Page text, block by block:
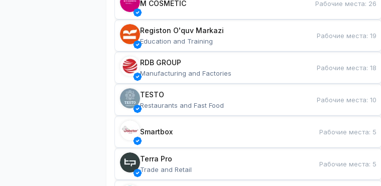
M COSMETIC Рабочие места: 26
Registon O'quv Markazi
Education and Training
Рабочие места:19
RDB GROUP
Manufacturing and Factories
Рабочие места:18
TESTO
Restaurants and Fast Food
Рабочие места:10
Smartbox Рабочие места: 5
Terra Pro
Trade and Retail
Рабочие места: 5